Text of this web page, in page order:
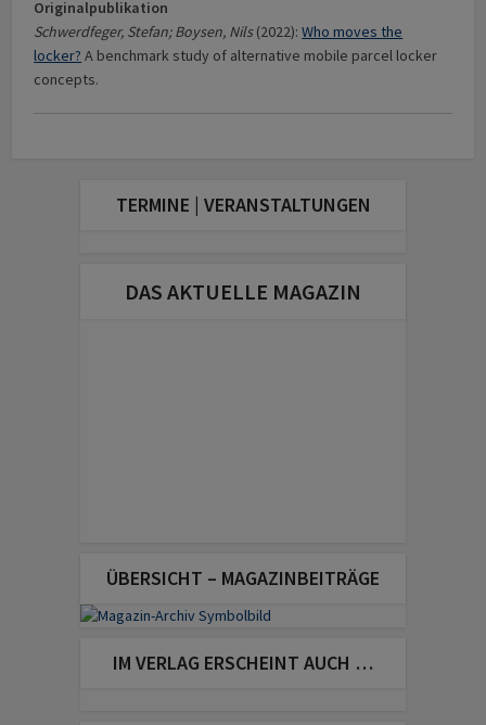
Originalpublikation
Schwerdfeger, Stefan; Boysen, Nils(2022):Who moves the
locker? A benchmark study of alternative mobile parcel locker
concepts.
TERMINE | VERANSTALTUNGEN
DAS AKTUELLE MAGAZIN
ÜBERSICHT – MAGAZINBEITRÄGE
IM VERLAG ERSCHEINT AUCH …